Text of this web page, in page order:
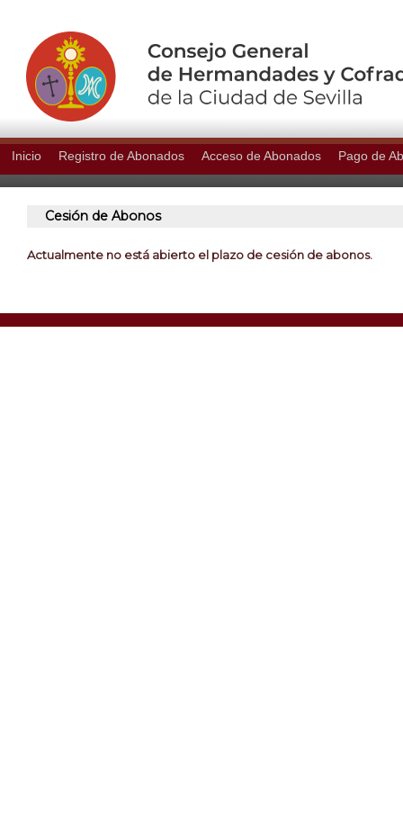
Inicio Registro de Abonados Acceso de Abonados Pago de
Cesión de Abonos
Actualmente no está abierto el plazo de cesión de abonos.